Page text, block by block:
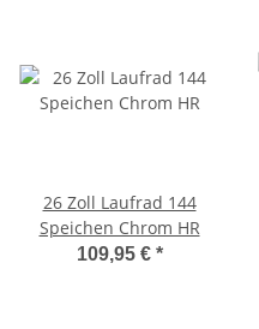
26 Zoll Laufrad 144
Speichen Chrom HR
109,95 € *